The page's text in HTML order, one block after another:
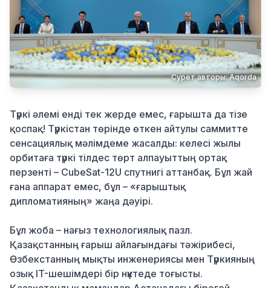
Ауа райы
Денсаулық
Бизнес
Қылмыс
Сурет авторы: Aqorda
Түркі әлемі енді тек жерде емес, ғарышта да тізе
қоспақ! Түркістан төрінде өткен айтулы саммитте
сенсациялық мәлімдеме жасалды: келесі жылы
орбитаға түркі тілдес төрт алпауыттың ортақ
перзенті – CubeSat-12U спутнигі аттанбақ. Бұл жай
ғана аппарат емес, бұл – «ғарыштық
дипломатияның» жаңа дәуірі.
Бұл жоба – нағыз технологиялық пазл.
Қазақстанның ғарыш айлағындағы тәжірибесі,
Өзбекстанның мықты инженериясы мен Түркияның
озық IT-шешімдері бір нүктеде тоғысты.